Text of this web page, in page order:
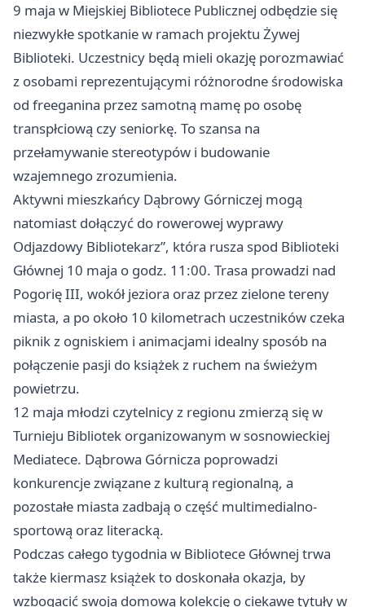
9 maja w Miejskiej Bibliotece Publicznej odbędzie się
niezwykłe spotkanie w ramach projektu Żywej
Biblioteki. Uczestnicy będą mieli okazję porozmawiać
z osobami reprezentującymi różnorodne środowiska
od freeganina przez samotną mamę po osobę
transpłciową czy seniorkę. To szansa na
przełamywanie stereotypów i budowanie
wzajemnego zrozumienia.
Aktywni mieszkańcy Dąbrowy Górniczej mogą
natomiast dołączyć do rowerowej wyprawy
Odjazdowy Bibliotekarz”, która rusza spod Biblioteki
Głównej 10 maja o godz. 11:00. Trasa prowadzi nad
Pogorię III, wokół jeziora oraz przez zielone tereny
miasta, a po około 10 kilometrach uczestników czeka
piknik z ogniskiem i animacjami idealny sposób na
połączenie pasji do książek z ruchem na świeżym
powietrzu.
12 maja młodzi czytelnicy z regionu zmierzą się w
Turnieju Bibliotek organizowanym w sosnowieckiej
Mediatece. Dąbrowa Górnicza poprowadzi
konkurencje związane z kulturą regionalną, a
pozostałe miasta zadbają o część multimedialno-
sportową oraz literacką.
Podczas całego tygodnia w Bibliotece Głównej trwa
także kiermasz książek to doskonała okazja, by
wzbogacić swoją domową kolekcję o ciekawe tytuły w